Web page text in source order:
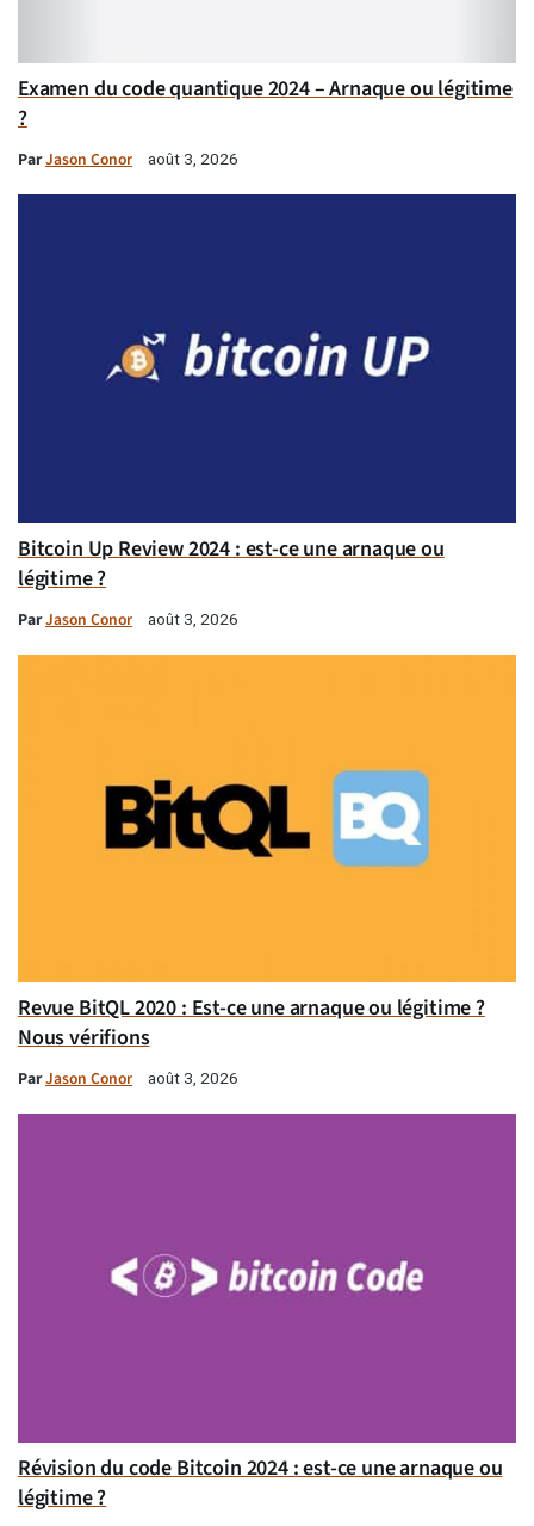
Examen du code quantique 2024 – Arnaque ou légitime
?
ParJason Conor août 3, 2026
Bitcoin Up Review 2024 : est-ce une arnaque ou
légitime ?
ParJason Conor août 3, 2026
Revue BitQL 2020 : Est-ce une arnaque ou légitime ?
Nous vérifions
ParJason Conor août 3, 2026
Révision du code Bitcoin 2024 : est-ce une arnaque ou
légitime ?